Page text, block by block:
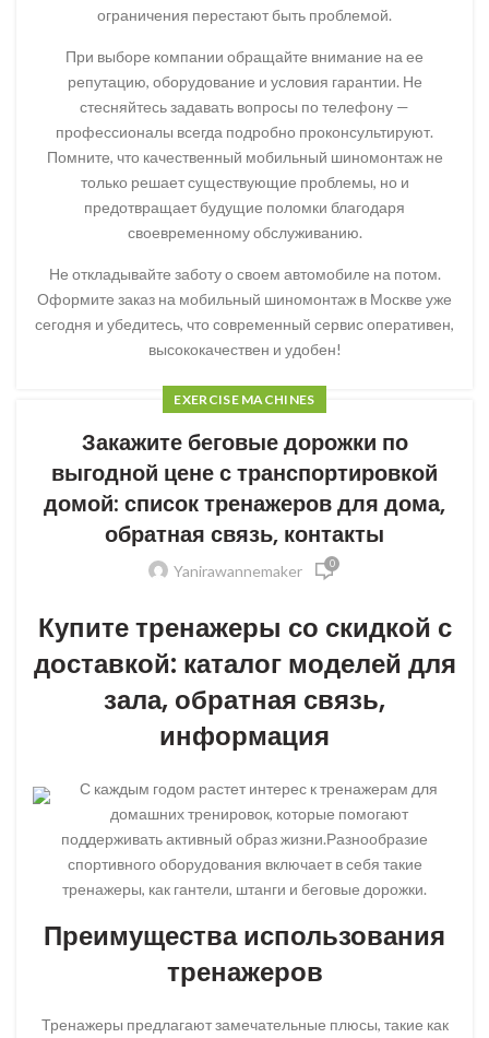
ограничения перестают быть проблемой.
При выборе компании обращайте внимание на ее
репутацию, оборудование и условия гарантии. Не
стесняйтесь задавать вопросы по телефону —
профессионалы всегда подробно проконсультируют.
Помните, что качественный мобильный шиномонтаж не
только решает существующие проблемы, но и
предотвращает будущие поломки благодаря
своевременному обслуживанию.
Не откладывайте заботу о своем автомобиле на потом.
Оформите заказ на мобильный шиномонтаж в Москве уже
сегодня и убедитесь, что современный сервис оперативен,
высококачествен и удобен!
EXERCISE MACHINES
Закажите беговые дорожки по
выгодной цене с транспортировкой
домой: список тренажеров для дома,
обратная связь, контакты
Yanirawannemaker 0
Купите тренажеры со скидкой с
доставкой: каталог моделей для
зала, обратная связь,
информация
С каждым годом растет интерес к тренажерам для
домашних тренировок, которые помогают
поддерживать активный образ жизни.Разнообразие
спортивного оборудования включает в себя такие
тренажеры, как гантели, штанги и беговые дорожки.
Преимущества использования
тренажеров
Тренажеры предлагают замечательные плюсы, такие как